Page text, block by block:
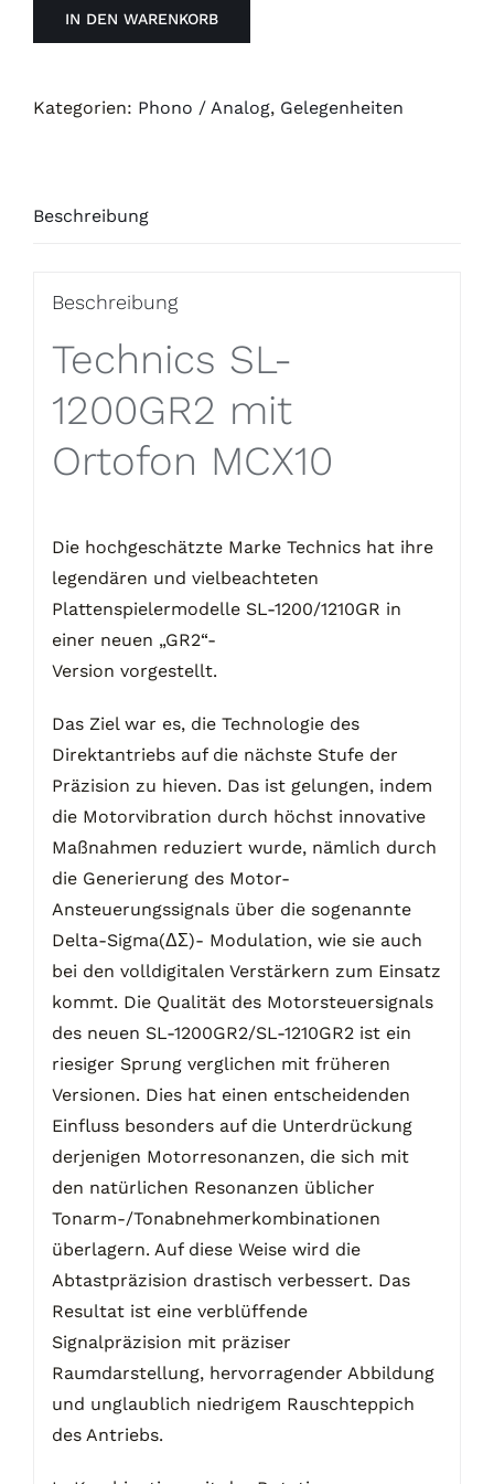
IN DEN WARENKORB
Kategorien: Phono / Analog, Gelegenheiten
Beschreibung
Beschreibung
Technics SL-
1200GR2 mit
Ortofon MCX10
Die hochgeschätzte Marke Technics hat ihre
legendären und vielbeachteten
Plattenspielermodelle SL-1200/1210GR in
einer neuen „GR2“-
Version vorgestellt.
Das Ziel war es, die Technologie des
Direktantriebs auf die nächste Stufe der
Präzision zu hieven. Das ist gelungen, indem
die Motorvibration durch höchst innovative
Maßnahmen reduziert wurde, nämlich durch
die Generierung des Motor-
Ansteuerungssignals über die sogenannte
Delta-Sigma(ΔΣ)- Modulation, wie sie auch
bei den volldigitalen Verstärkern zum Einsatz
kommt. Die Qualität des Motorsteuersignals
des neuen SL-1200GR2/SL-1210GR2 ist ein
riesiger Sprung verglichen mit früheren
Versionen. Dies hat einen entscheidenden
Einfluss besonders auf die Unterdrückung
derjenigen Motorresonanzen, die sich mit
den natürlichen Resonanzen üblicher
Tonarm-/Tonabnehmerkombinationen
überlagern. Auf diese Weise wird die
Abtastpräzision drastisch verbessert. Das
Resultat ist eine verblüffende
Signalpräzision mit präziser
Raumdarstellung, hervorragender Abbildung
und unglaublich niedrigem Rauschteppich
des Antriebs.